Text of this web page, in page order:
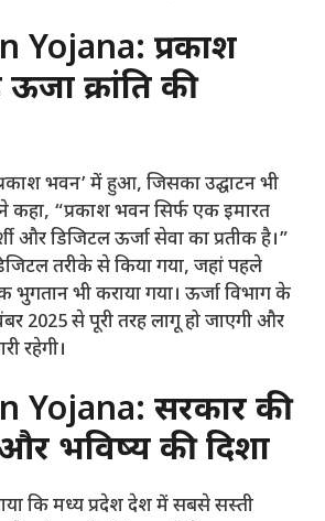
Yojana: प्रकाश
क्रांति की
भवन’ में हुआ, जिसका उद्घाटन भी
कहा, “प्रकाश भवन सिर्फ एक इमारत
और डिजिटल ऊर्जा सेवा का प्रतीक है।”
तरीके से किया गया, जहां पहले
भुगतान भी कराया गया। ऊर्जा विभाग के
2025 से पूरी तरह लागू हो जाएगी और
रहेगी।
Yojana: सरकार की
और भविष्य की दिशा
कि मध्य प्रदेश देश में सबसे सस्ती